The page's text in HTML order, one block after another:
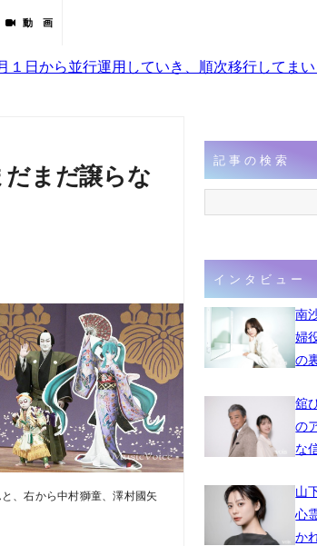
動 画
日から並行運用していき、順次移行してまい
まだ譲らな
、右から中村獅童、澤村國矢
記事の検索
インタビュー
南
婦
の
舘
の
な
山
心
か